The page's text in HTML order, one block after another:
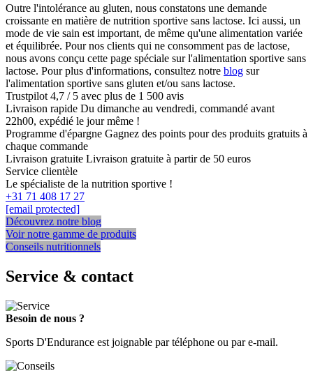
peuvent
être
choisies
sur
la
page
du
produit
Outre l'intolérance au gluten, nous constatons une demande
croissante en matière de nutrition sportive sans lactose. Ici aussi, un
mode de vie sain est important, de même qu'une alimentation variée
et équilibrée. Pour nos clients qui ne consomment pas de lactose,
nous avons conçu cette page spéciale sur l'alimentation sportive sans
lactose. Pour plus d'informations, consultez notre blog sur
l'alimentation sportive sans gluten et/ou sans lactose.
Trustpilot 4,7 / 5 avec plus de 1 500 avis
Livraison rapide Du dimanche au vendredi, commandé avant
22h00, expédié le jour même !
Programme d'épargne Gagnez des points pour des produits gratuits à
chaque commande
Livraison gratuite Livraison gratuite à partir de 50 euros
Service clientèle
Le spécialiste de la nutrition sportive !
+31 71 408 17 27
[email protected]
Découvrez notre blog
Voir notre gamme de produits
Conseils nutritionnels
Service & contact
Besoin de nous ?
Sports D'Endurance est joignable par téléphone ou par e-mail.